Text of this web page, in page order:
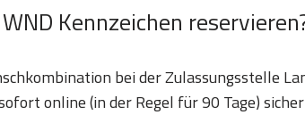
Kennzeichen
bei der Zulassungsstelle
online (in der Regel für 90 Tage)